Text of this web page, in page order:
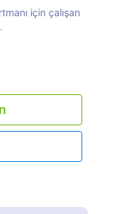
için çalışan